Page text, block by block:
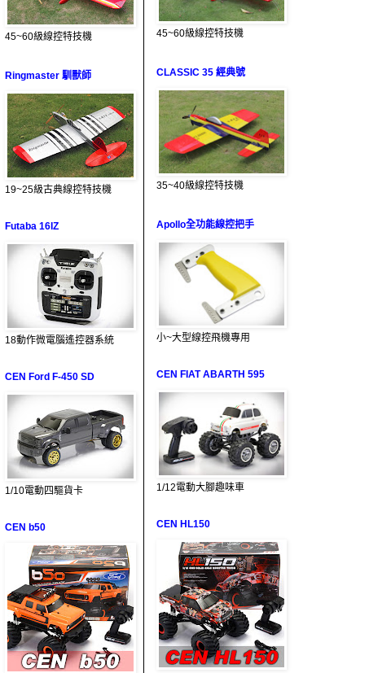
45~60級線控特技機
Ringmaster 馴獸師
19~25級古典線控特技機
Futaba 16IZ
18動作微電腦遙控器系統
CEN Ford F-450 SD
1/10電動四驅貨卡
CEN b50
45~60級線控特技機
CLASSIC 35 經典號
35~40級線控特技機
Apollo全功能線控把手
小~大型線控飛機專用
CEN FIAT ABARTH 595
1/12電動大腳趣味車
CEN HL150